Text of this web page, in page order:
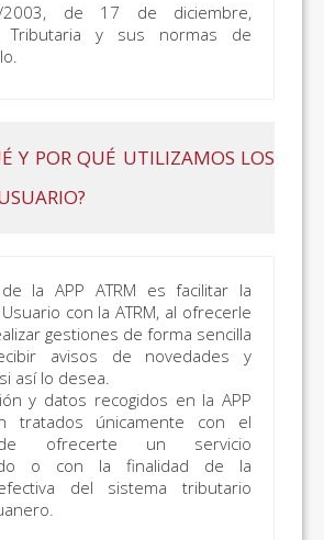
2003, de 17 de diciembre,
Tributaria y sus normas de
Y POR QUÉ UTILIZAMOS LOS
la APP ATRM es facilitar la
con la ATRM, al ofrecerle
gestiones de forma sencilla
avisos de novedades y
así lo desea.
y datos recogidos en la APP
tratados únicamente con el
ofrecerte un servicio
o con la finalidad de la
del sistema tributario